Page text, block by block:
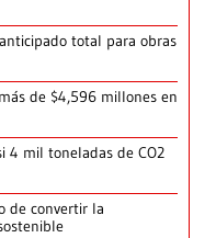
total para obras
de $4,596 millones en
4 mil toneladas de CO2
de convertir la